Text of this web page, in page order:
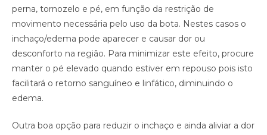
perna, tornozelo e pé, em função da restrição de
movimento necessária pelo uso da bota. Nestes casos o
inchaço/edema pode aparecer e causar dor ou
desconforto na região. Para minimizar este efeito, procure
manter o pé elevado quando estiver em repouso pois isto
facilitará o retorno sanguíneo e linfático, diminuindo o
edema.
Outra boa opção para reduzir o inchaço e ainda aliviar a dor